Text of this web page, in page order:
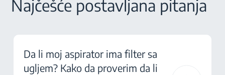
Najčešće postavljana pitanja
Da li moj aspirator ima filter sa
ugljem? Kako da proverim da li